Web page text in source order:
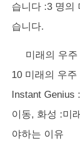
습니다 :3 명의
습니다.
미래의 우
10 미래의 우
Instant Genius
이동, 화성 :미
야하는 이유